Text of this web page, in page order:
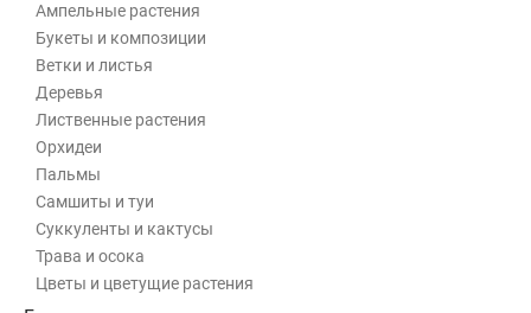
Ампельные растения
Букеты и композиции
Ветки и листья
Деревья
Лиственные растения
Орхидеи
Пальмы
Самшиты и туи
Суккуленты и кактусы
Трава и осока
Цветы и цветущие растения